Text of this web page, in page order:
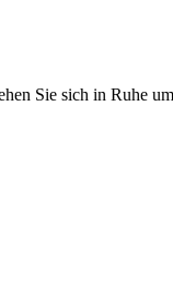
Sie sich in Ruhe